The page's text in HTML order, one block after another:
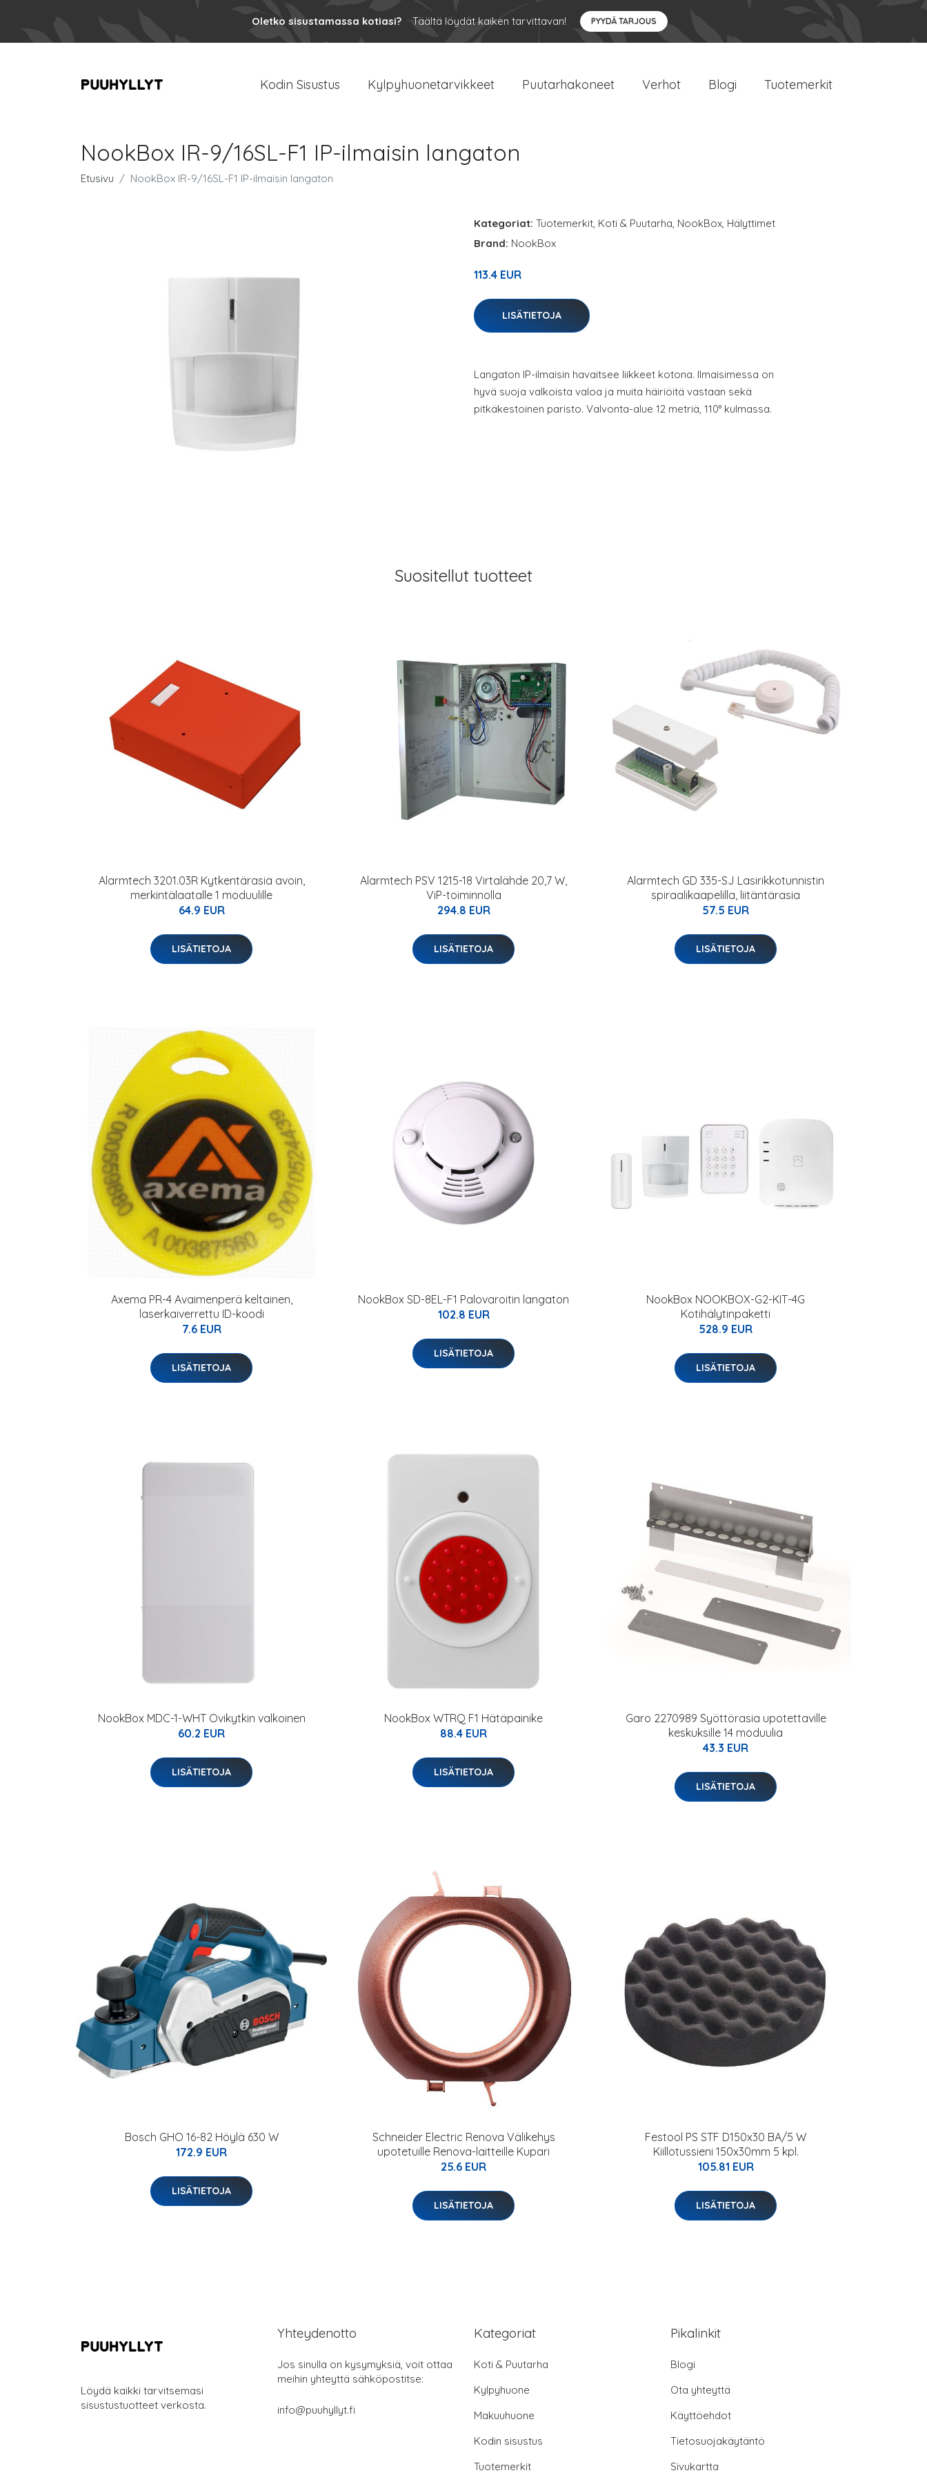
Oletko sisustamassa kotiasi? Täältä löydät kaiken tarvittavan! PYYDÄ TARJOUS
Kodin Sisustus Kylpyhuonetarvikkeet Puutarhakoneet Verhot Blogi Tuotemerkit
NookBox IR-9/16SL-F1 IP-ilmaisin langaton
Etusivu NookBox IR-9/16SL-F1 IP-ilmaisin langaton
Kategoriat: Tuotemerkit, Koti & Puutarha, NookBox, Hälyttimet
Brand: NookBox
113.4 EUR
LISÄTIETOJA
Langaton IP-ilmaisin havaitsee liikkeet kotona. Ilmaisimessa on
hyvä suoja valkoista valoa ja muita häiriöitä vastaan sekä
pitkäkestoinen paristo. Valvonta-alue 12 metriä, 110° kulmassa.
Suositellut tuotteet
Alarmtech 3201.03R Kytkentärasia avoin,
merkintälaatalle 1 moduulille
64.9 EUR
LISÄTIETOJA
Alarmtech PSV 1215-18 Virtalähde 20,7 W,
ViP-toiminnolla
294.8 EUR
LISÄTIETOJA
Alarmtech GD 335-SJ Lasirikkotunnistin
spiraalikaapelilla, liitäntärasia
57.5 EUR
LISÄTIETOJA
Axema PR-4 Avaimenperä keltainen,
laserkaiverrettu ID-koodi
7.6 EUR
LISÄTIETOJA
NookBox SD-8EL-F1 Palovaroitin langaton
102.8 EUR
LISÄTIETOJA
NookBox NOOKBOX-G2-KIT-4G
Kotihälytinpaketti
528.9 EUR
LISÄTIETOJA
NookBox MDC-1-WHT Ovikytkin valkoinen
60.2 EUR
LISÄTIETOJA
NookBox WTRQ F1 Hätäpainike
88.4 EUR
LISÄTIETOJA
Garo 2270989 Syöttörasia upotettaville
keskuksille 14 moduulia
43.3 EUR
LISÄTIETOJA
Bosch GHO 16-82 Höylä 630 W
172.9 EUR
LISÄTIETOJA
Schneider Electric Renova Välikehys
upotetuille Renova-laitteille Kupari
25.6 EUR
LISÄTIETOJA
Festool PS STF D150x30 BA/5 W
Kiillotussieni 150x30mm 5 kpl.
105.81 EUR
LISÄTIETOJA
Löydä kaikki tarvitsemasi
sisustustuotteet verkosta.
Yhteydenotto
Jos sinulla on kysymyksiä, voit ottaa
meihin yhteyttä sähköpostitse:
info@puuhyllyt.fi
Kategoriat
Koti & Puutarha
Kylpyhuone
Makuuhuone
Kodin sisustus
Tuotemerkit
Pikalinkit
Blogi
Ota yhteyttä
Käyttöehdot
Tietosuojakäytäntö
Sivukartta